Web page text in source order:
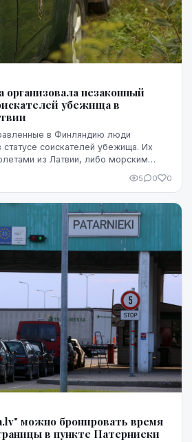
организовала незаконный
убежища в
в Финляндию люди
статусе соискателей убежища. Их
из Латвии, либо морским
5 0 0
можно бронировать время
в пункте Патерниеки